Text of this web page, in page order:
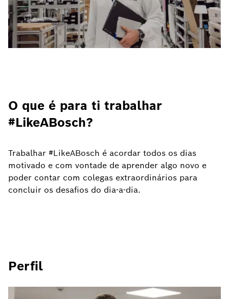
O que é para ti trabalhar
#LikeABosch?
Trabalhar #LikeABosch é acordar todos os dias
motivado e com vontade de aprender algo novo e
poder contar com colegas extraordinários para
concluir os desafios do dia-a-dia.
Perfil